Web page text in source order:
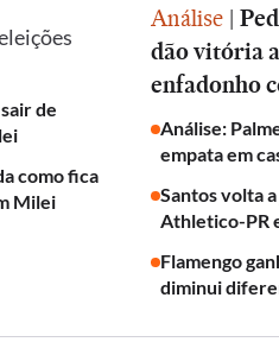
de
como fica
Milei
Análise |
dão vitória
enfadonho
Análise:
empata em
Santos volta
Athletico-PR
Flamengo
diminui